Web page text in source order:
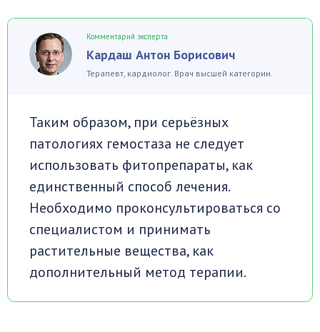
Комментарий эксперта
Кардаш Антон Борисович
Терапевт, кардиолог. Врач высшей категории.
Таким образом, при серьёзных
патологиях гемостаза не следует
использовать фитопрепараты, как
единственный способ лечения.
Необходимо проконсультироваться со
специалистом и принимать
растительные вещества, как
дополнительный метод терапии.